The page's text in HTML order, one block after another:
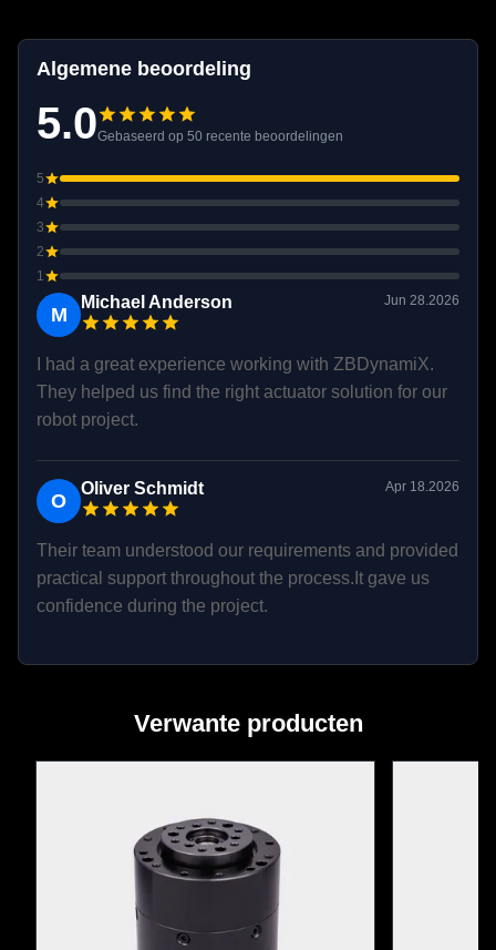
Algemene beoordeling
5.0Gebaseerd op 50 recente beoordelingen
5
4
3
2
1
M
Michael Anderson Jun 28.2026
I had a great experience working with ZBDynamiX.
They helped us find the right actuator solution for our
robot project.
O
Oliver Schmidt Apr 18.2026
Their team understood our requirements and provided
practical support throughout the process.It gave us
confidence during the project.
Verwante producten